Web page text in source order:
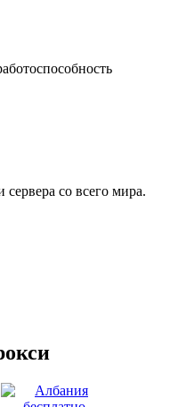
со всего мира.